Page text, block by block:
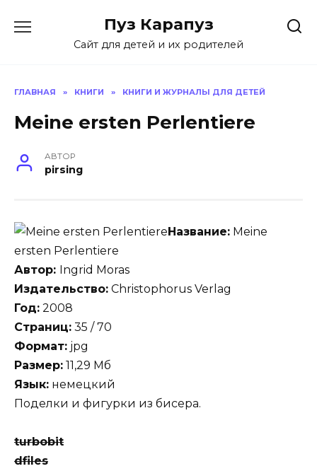
Пуз Карапуз
Сайт для детей и их родителей
ГЛАВНАЯ » КНИГИ » КНИГИ И ЖУРНАЛЫ ДЛЯ ДЕТЕЙ
Meine ersten Perlentiere
АВТОР
pirsing
Название: Meine
ersten Perlentiere
Автор: Ingrid Moras
Издательство: Christophorus Verlag
Год: 2008
Страниц: 35 / 70
Формат: jpg
Размер: 11,29 Мб
Язык: немецкий
Поделки и фигурки из бисера.
turbobit
dfiles